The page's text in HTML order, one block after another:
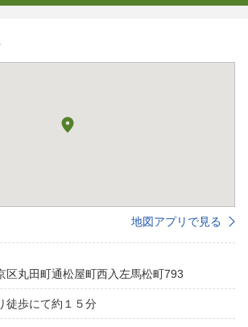
地図アプリで見る
区丸田町通松屋町西入左馬松町793
徒歩にて約１５分